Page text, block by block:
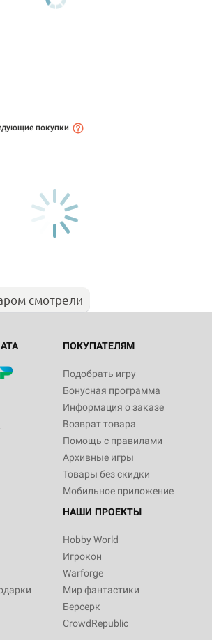
покупки
смотрели
ПОКУПАТЕЛЯМ
Подобрать игру
Бонусная программа
Информация о заказе
Возврат товара
Помощь с правилами
Архивные игры
Товары без скидки
Мобильное приложение
НАШИ ПРОЕКТЫ
Hobby World
Игрокон
Warforge
Мир фантастики
Берсерк
CrowdRepublic